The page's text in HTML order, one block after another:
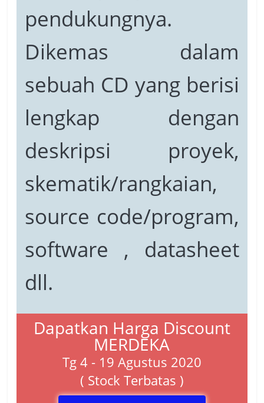
pendukungnya.
Dikemas dalam
sebuah CD yang berisi
lengkap dengan
deskripsi proyek,
skematik/rangkaian,
source code/program,
software , datasheet
dll.
Dapatkan Harga Discount
MERDEKA
Tg 4 - 19 Agustus 2020
( Stock Terbatas )